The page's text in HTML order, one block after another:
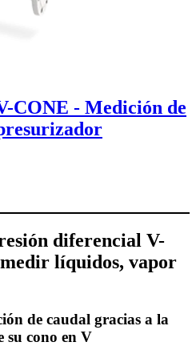
CONE - Medición de
diferencial V-
líquidos, vapor
de caudal gracias a la
cono en V